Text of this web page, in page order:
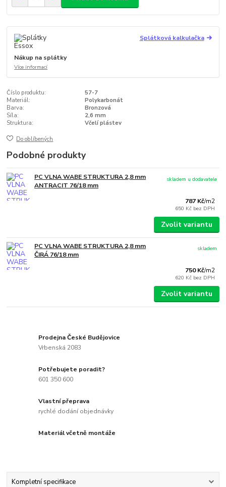
Splátková kalkulačka
Nákup na splátky
Více informací
Číslo produktu:
57-7
Materiál:
Polykarbonát
Barva:
Bronzová
Síla:
2,6 mm
Struktura:
Včelí plástev
Do oblíbených
Podobné produkty
PC VLNA WABE STRUKTURA 2,8 mm
ANTRACIT 76/18 mm
787 Kč/m2
650 Kč bez DPH
skladem u dodavatele
Zvolit variantu
PC VLNA WABE STRUKTURA 2,8 mm
ČIRÁ 76/18 mm
750 Kč/m2
620 Kč bez DPH
skladem
Zvolit variantu
Prodejna České Budějovice
Vrbenská 2083
Potřebujete poradit?
601 350 600
Vlastní přeprava
rychlé dodání objednávky
Materiál včetně montáže
Kompletní specifikace